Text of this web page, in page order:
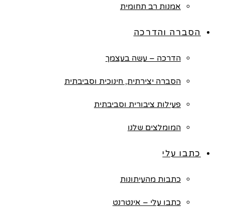
אמנות רב תחומית
הסברה והדרכה
הדרכה – עשה בעצמך
הסברה יצירתית, חינוכית וסביבתית
פעילות ציבורית וסביבתית
המומלצים שלנו
כתבו עלי
כתבות מהעיתונות
כתבו עלי – אינטרנט